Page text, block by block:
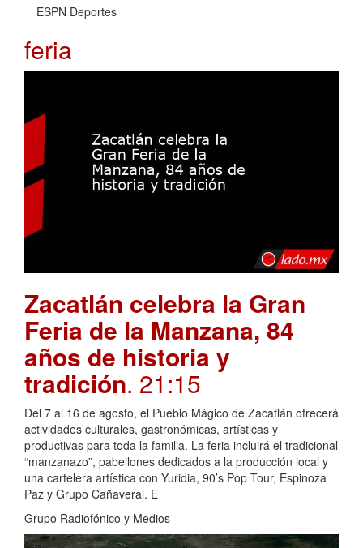
ESPN Deportes
feria
Zacatlán celebra la Gran
Feria de la Manzana, 84
años de historia y
tradición. 21:15
Del 7 al 16 de agosto, el Pueblo Mágico de Zacatlán ofrecerá
actividades culturales, gastronómicas, artísticas y
productivas para toda la familia. La feria incluirá el tradicional
“manzanazo”, pabellones dedicados a la producción local y
una cartelera artística con Yuridia, 90’s Pop Tour, Espinoza
Paz y Grupo Cañaveral. E
Grupo Radiofónico y Medios